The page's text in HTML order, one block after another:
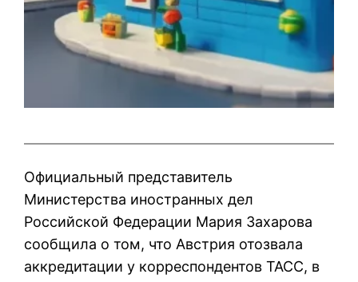
Официальный представитель
Министерства иностранных дел
Российской Федерации Мария Захарова
сообщила о том, что Австрия отозвала
аккредитации у корреспондентов ТАСС, в